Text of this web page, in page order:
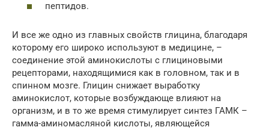
пептидов.
И все же одно из главных свойств глицина, благодаря
которому его широко используют в медицине, –
соединение этой аминокислоты с глициновыми
рецепторами, находящимися как в головном, так и в
спинном мозге. Глицин снижает выработку
аминокислот, которые возбуждающе влияют на
организм, и в то же время стимулирует синтез ГАМК –
гамма-аминомасляной кислоты, являющейся